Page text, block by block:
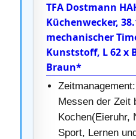
TFA Dostmann
Küchenwecker,
mechanischer
Kunststoff, L 62 x
Braun*
Messen der Zeit
Kochen(Eieruhr,
Sport, Lernen